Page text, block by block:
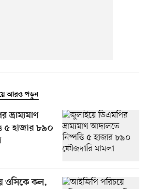
আরও পড়ুন
ভ্রাম্যমাণ
৫ হাজার ৮৯০
ওসিকে কল,